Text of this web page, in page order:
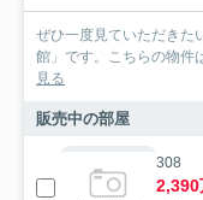
ぜひ一度見ていただきた
館」です。こちらの物件
見る
販売中の部屋
308
2,390